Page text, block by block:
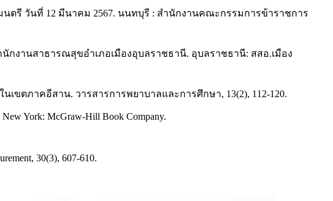
ตรี วันที่ 12 มีนาคม 2567. นนทบุรี : สํานักงานคณะกรรมการข้าราชการ
กงานสาธารณสุขอำเภอเมืองอุบลราชธานี. อุบลราชธานี: สสอ.เมือง
ตภาคอีสาน. วารสารการพยาบาลและการศึกษา, 13(2), 112-120.
New York: McGraw-Hill Book Company.
30(3), 607-610.